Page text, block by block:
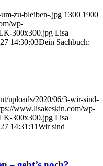
zu-bleiben-.jpg 1300 1900
wp-
300x300.jpg Lisa
14:30:03Dein Sachbuch:
uploads/2020/06/3-wir-sind-
www.lisakeskin.com/wp-
300x300.jpg Lisa
14:31:11Wir sind